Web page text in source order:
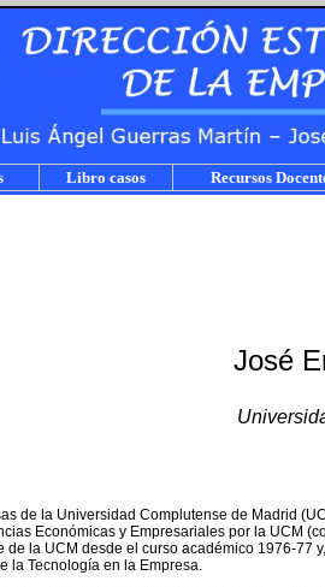
José
de la Universidad Complutense de Madrid
Económicas y Empresariales por la UCM
de la UCM desde el curso académico 1976-
la Tecnología en la Empresa.
Libro casos Recursos